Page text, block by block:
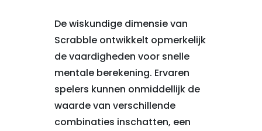
De wiskundige dimensie van
Scrabble ontwikkelt opmerkelijk
de vaardigheden voor snelle
mentale berekening. Ervaren
spelers kunnen onmiddellijk de
waarde van verschillende
combinaties inschatten, een